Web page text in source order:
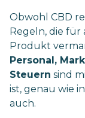
Obwohl CBD
Regeln, die für
Produkt
Personal,
Steuern sind
ist, genau wie
auch.